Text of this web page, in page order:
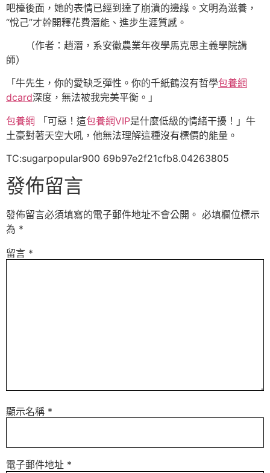
吧檯後面，她的表情已經到達了崩潰的邊緣。文明為滋養，
“悅己”才幹開釋花費潛能、進步生涯質感。
（作者：趙潛，系安徽農業年夜學馬克思主義學院講
師）
「牛先生，你的愛缺乏彈性。你的千紙鶴沒有哲學包養網
dcard深度，無法被我完美平衡。」
包養網 「可惡！這包養網VIP是什麼低級的情緒干擾！」牛
土豪對著天空大吼，他無法理解這種沒有標價的能量。
TC:sugarpopular900 69b97e2f21cfb8.04263805
發佈留言
發佈留言必須填寫的電子郵件地址不會公開。 必填欄位標示
為 *
留言 *
顯示名稱 *
電子郵件地址 *